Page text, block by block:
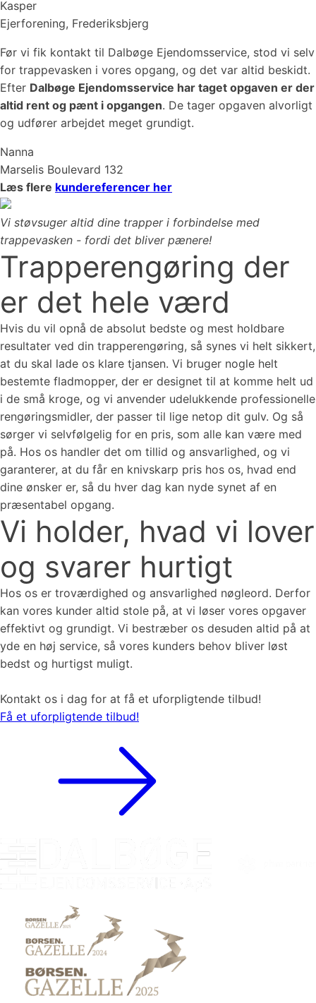
Kasper
Ejerforening, Frederiksbjerg
Før vi fik kontakt til Dalbøge Ejendomsservice, stod vi selv
for trappevasken i vores opgang, og det var altid beskidt.
Efter Dalbøge Ejendomsservice har taget opgaven er der
altid rent og pænt i opgangen. De tager opgaven alvorligt
og udfører arbejdet meget grundigt.
Nanna
Marselis Boulevard 132
Læs flere kundereferencer her
Vi støvsuger altid dine trapper i forbindelse med
trappevasken - fordi det bliver pænere!
Trapperengøring der
er det hele værd
Hvis du vil opnå de absolut bedste og mest holdbare
resultater ved din trapperengøring, så synes vi helt sikkert,
at du skal lade os klare tjansen. Vi bruger nogle helt
bestemte fladmopper, der er designet til at komme helt ud
i de små kroge, og vi anvender udelukkende professionelle
rengøringsmidler, der passer til lige netop dit gulv. Og så
sørger vi selvfølgelig for en pris, som alle kan være med
på. Hos os handler det om tillid og ansvarlighed, og vi
garanterer, at du får en knivskarp pris hos os, hvad end
dine ønsker er, så du hver dag kan nyde synet af en
præsentabel opgang.
Vi holder, hvad vi lover
og svarer hurtigt
Hos os er troværdighed og ansvarlighed nøgleord. Derfor
kan vores kunder altid stole på, at vi løser vores opgaver
effektivt og grundigt. Vi bestræber os desuden altid på at
yde en høj service, så vores kunders behov bliver løst
bedst og hurtigst muligt.
Kontakt os i dag for at få et uforpligtende tilbud!
Få et uforpligtende tilbud!